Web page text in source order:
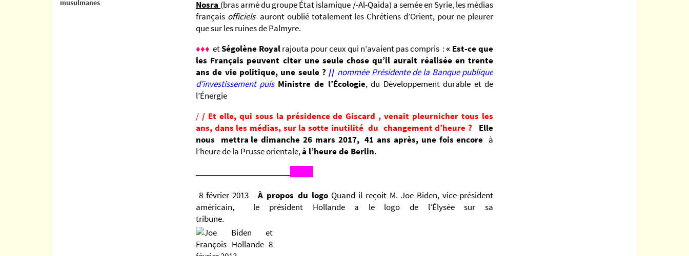
Nosra (bras armé du groupe État islamique /-Al-Qaida) a semée en Syrie,les médias
français officielsauront oublié totalement les Chrétiens d’Orient, pour ne pleurer
que sur les ruines de Palmyre.
♦♦♦ etSégolène Royalrajouta pour ceux qui n’avaient pas compris :« Est-ce que
les Français peuvent citer une seule chose qu’il aurait réalisée en trente
ans de vie politique, une seule ?// nommée Présidente de la Banque publique
d’investissement puis Ministre de l’Écologie, du Développement durable et de
l’Énergie
/ / Et elle, qui sous la présidence de Giscard , venait pleurnicher tous les
ans, dans les médias, sur la sotte inutilité du changement d’heure ?
Elle
nous mettra le dimanche 26 mars 2017, 41 ans après, une fois encore à
l’heure de la Prusse orientale,à l’heure de Berlin.
8 février 2013À propos du logo Quand il reçoit M. Joe Biden, vice-président
américain, le président Hollande a le logo de l’Élysée sur sa
tribune.
musulmanes